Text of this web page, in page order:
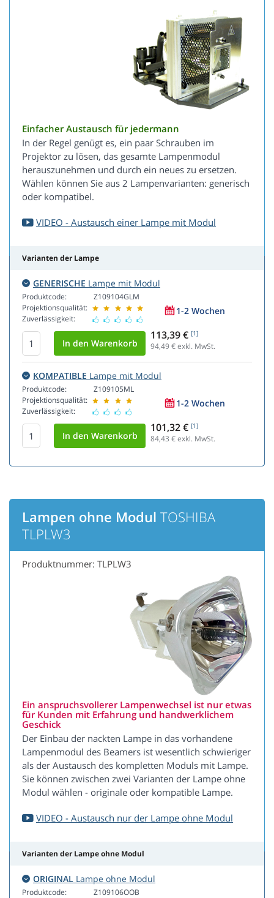
Einfacher Austausch für jedermann
In der Regel genügt es, ein paar Schrauben im
Projektor zu lösen, das gesamte Lampenmodul
herauszunehmen und durch ein neues zu ersetzen.
Wählen können Sie aus 2 Lampenvarianten: generisch
oder kompatibel.
VIDEO - Austausch einer Lampe mit Modul
Varianten der Lampe
GENERISCHE Lampe mit Modul
Produktcode:
Projektionsqualität:
Zuverlässigkeit:
Z109104GLM
1-2 Wochen
113,39 € [1]
94,49€ exkl. MwSt.
KOMPATIBLE Lampe mit Modul
Produktcode:
Projektionsqualität:
Zuverlässigkeit:
Z109105ML
1-2 Wochen
101,32 € [1]
84,43 € exkl. MwSt.
Lampen ohne Modul TOSHIBA
TLPLW3
Produktnummer: TLPLW3
Ein anspruchsvollerer Lampenwechsel ist nur etwas
für Kunden mit Erfahrung und handwerklichem
Geschick
Der Einbau der nackten Lampe in das vorhandene
Lampenmodul des Beamers ist wesentlich schwieriger
als der Austausch des kompletten Moduls mit Lampe.
Sie können zwischen zwei Varianten der Lampe ohne
Modul wählen - originale oder kompatible Lampe.
VIDEO - Austausch nur der Lampe ohne Modul
Varianten der Lampe ohne Modul
ORIGINAL Lampe ohne Modul
Produktcode: Z109106OOB